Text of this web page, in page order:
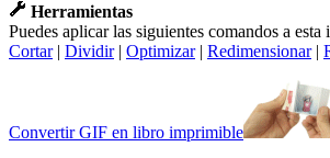
Herramientas
Puedes aplicar las siguientes comandos a esta
Cortar| Dividir| Optimizar| Redimensionar|
Convertir GIF en libro imprimible